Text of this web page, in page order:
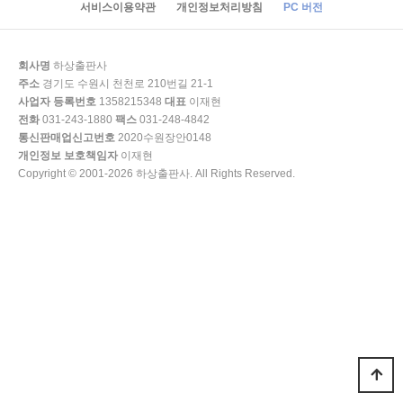
서비스이용약관 개인정보처리방침 PC 버전
회사명 하상출판사
주소 경기도 수원시 천천로 210번길 21-1
사업자 등록번호 1358215348 대표 이재현
전화 031-243-1880 팩스 031-248-4842
통신판매업신고번호 2020수원장안0148
개인정보 보호책임자 이재현
Copyright © 2001-2026 하상출판사. All Rights Reserved.